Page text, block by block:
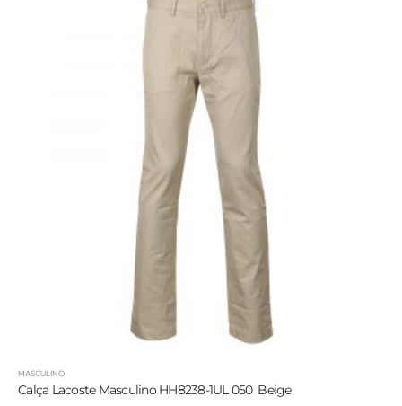
MASCULINO
Calça Lacoste Masculino HH8238-1UL 050  Beige